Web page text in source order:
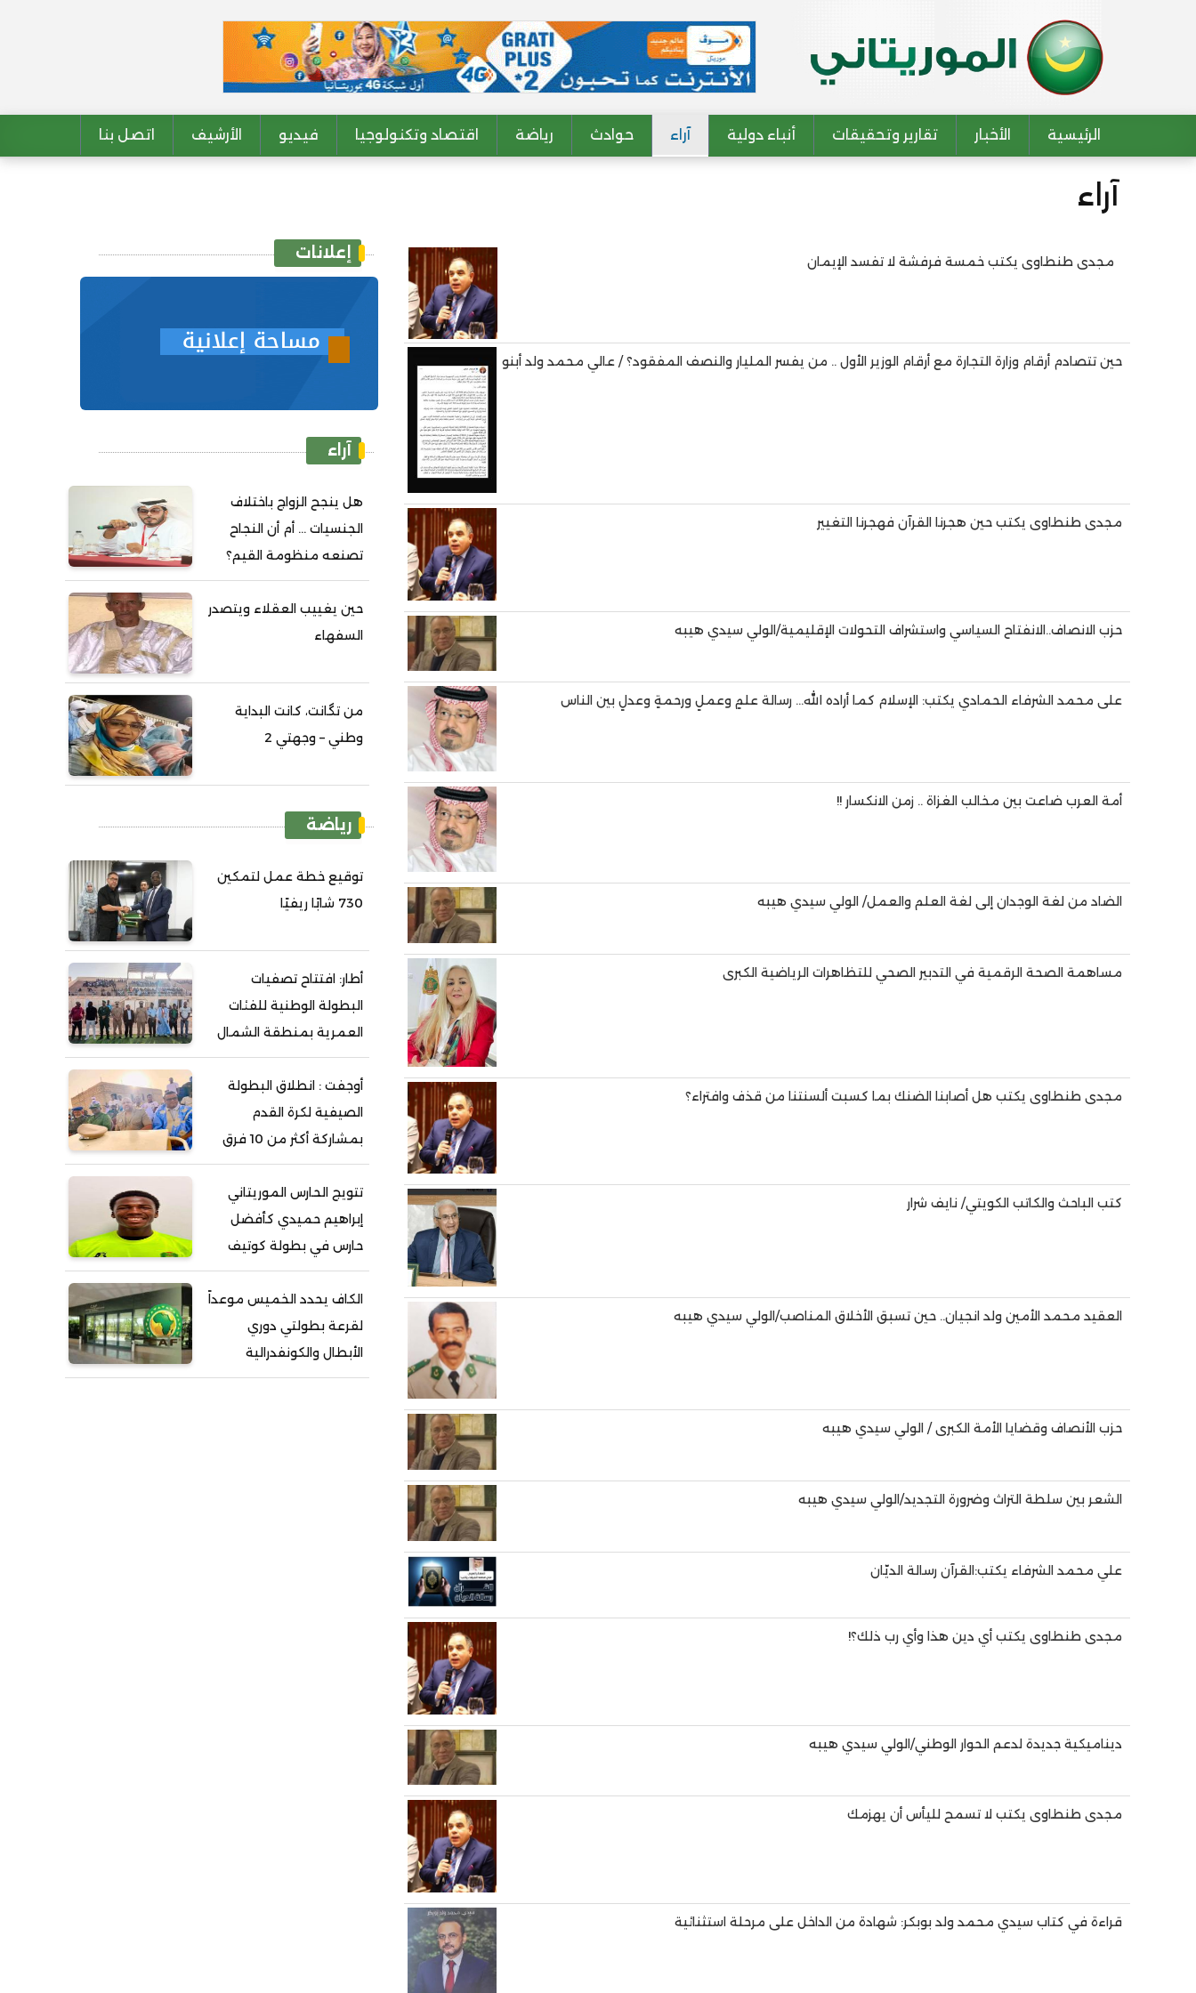
Main navigation
الرئيسية الأخبار تقارير وتحقيقات أنباء دولية آراء حوادث رياضة اقتصاد وتكنولوجيا فيديو الأرشيف اتصل بنا
آراء
مجدى طنطاوى يكتب خمسة فرفشة لا تفسد الإيمان
حين تتصادم أرقام وزارة التجارة مع أرقام الوزير الأول .. من يفسر المليار والنصف المفقود؟ / عالي محمد ولد أبنو
مجدى طنطاوى يكتب حين هجرنا القرآن فهجرنا التغيير
حزب الانصاف..الانفتاح السياسي واستشراف التحولات الإقليمية/الولي سيدي هيبه
على محمد الشرفاء الحمادي يكتب: الإسلام كما أراده الله… رسالة علمٍ وعملٍ ورحمةٍ وعدلٍ بين الناس
أمة العرب ضاعت بين مخالب الغزاة .. زمن الانكسار !!
الضاد من لغة الوجدان إلى لغة العلم والعمل/ الولي سيدي هيبه
مساهمة الصحة الرقمية في التدبير الصحي للتظاهرات الرياضية الكبرى
مجدى طنطاوى يكتب هل أصابنا الضنك بما كسبت ألسنتنا من قذف وافتراء؟
كتب الباحث والكاتب الكويتي/ نايف شرار
العقيد محمد الأمين ولد انجيان.. حين تسبق الأخلاق المناصب/الولي سيدي هيبه
حزب الأنصاف وقضايا الأمة الكبرى / الولي سيدي هيبه
الشعر بين سلطة التراث وضرورة التجديد/الولي سيدي هيبه
علي محمد الشرفاء يكتب:القرآن رسالة الديّان
مجدى طنطاوى يكتب أي دين هذا وأي رب ذلك؟!
ديناميكية جديدة لدعم الحوار الوطني/الولي سيدي هيبه
مجدى طنطاوى يكتب لا تسمح لليأس أن يهزمك
قراءة في كتاب سيدي محمد ولد بوبكر: شهادة من الداخل على مرحلة استثنائية
Pagination
إعلانات
آراء
هل ينجح الزواج باختلاف
الجنسيات ... أم أن النجاح
تصنعه منظومة القيم؟
حين يغييب العقلاء ويتصدر
السفهاء
من تگانت، كانت البداية
وطني – وجهتي 2
رياضة
توقيع خطة عمل لتمكين
730 شابًا ريفيًا
أطار: افتتاح تصفيات
البطولة الوطنية للفئات
العمرية بمنطقة الشمال
أوجفت : انطلاق البطولة
الصيفية لكرة القدم
بمشاركة أكثر من 10 فرق
تتويج الحارس الموريتاني
إبراهيم حميدي كأفضل
حارس في بطولة كوتيف
الكاف يحدد الخميس موعداً
لقرعة بطولتي دوري
الأبطال والكونفدرالية